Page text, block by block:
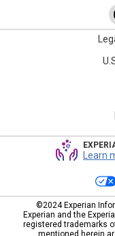
Learn
©2024 Experian
Experian and the
registered trademarks
mentioned herein